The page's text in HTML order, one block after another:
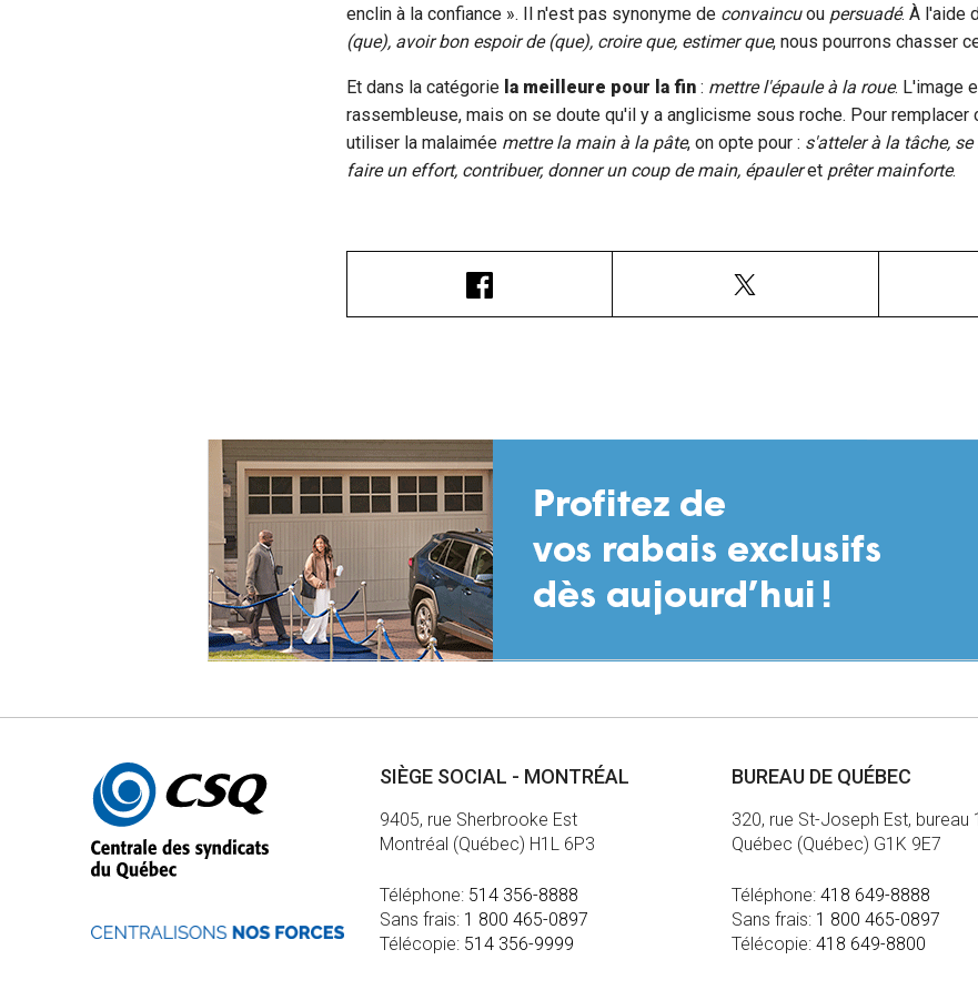
enclin à la confiance ». Il n'est pas synonyme de convaincuou persuadé. À l'aide
(que), avoir bon espoir de (que), croire que, estimer que, nous pourrons chasser
Et dans la catégorie la meilleure pour la fin : mettre l'épaule à la roue. L'image
rassembleuse, mais on se doute qu'il y a anglicisme sous roche. Pour
utiliser la malaimée mettre la main à la pâte, on opte pour : s'atteler à la tâche,
faire un effort, contribuer, donner un coup de main, épauleret prêter mainforte.
Autres
informations
SIÈGE SOCIAL - MONTRÉAL
9405, rue Sherbrooke Est
Montréal (Québec) H1L 6P3
Téléphone: 514 356-8888
Sans frais: 1 800 465-0897
Télécopie: 514 356-9999
BUREAU DE QUÉBEC
320, rue St-Joseph Est, bureau
Québec (Québec) G1K 9E7
Téléphone:418 649-8888
Sans frais: 1 800 465-0897
Télécopie:418 649-8800